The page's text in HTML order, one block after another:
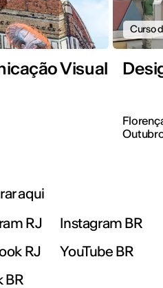
Visual
Curso
aqui
RJ
Instagram BR
RJ
YouTube BR
BR